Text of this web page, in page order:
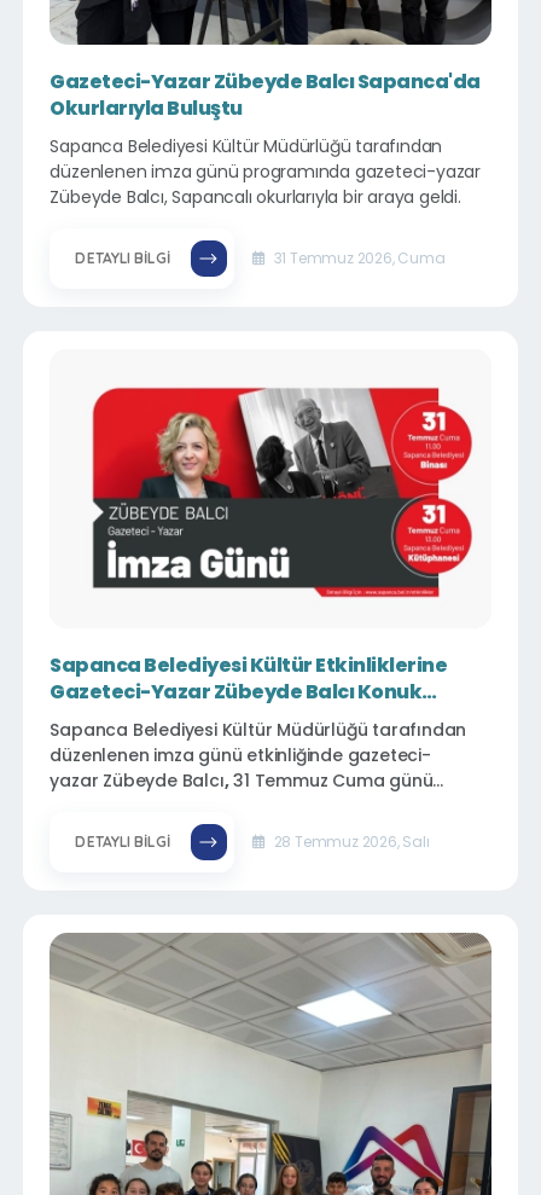
Gazeteci-Yazar Zübeyde Balcı Sapanca'da
Okurlarıyla Buluştu
Sapanca Belediyesi Kültür Müdürlüğü tarafından
düzenlenen imza günü programında gazeteci-yazar
Zübeyde Balcı, Sapancalı okurlarıyla bir araya geldi.
DETAYLI BILGI 31 Temmuz 2026, Cuma
Sapanca Belediyesi Kültür Etkinliklerine
Gazeteci-Yazar Zübeyde Balcı Konuk
Oluyor
Sapanca Belediyesi Kültür Müdürlüğü tarafından
düzenlenen imza günü etkinliğinde gazeteci-
yazar Zübeyde Balcı,31 Temmuz Cuma günü
DETAYLI BILGI 28 Temmuz 2026, Salı